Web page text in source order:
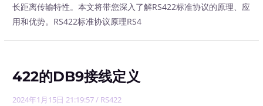
长距离传输特性。本文将带您深入了解RS422标准协议的原理、应
用和优势。RS422标准协议原理RS4
422的DB9接线定义
2024年1月15日 21:19:57/ RS422